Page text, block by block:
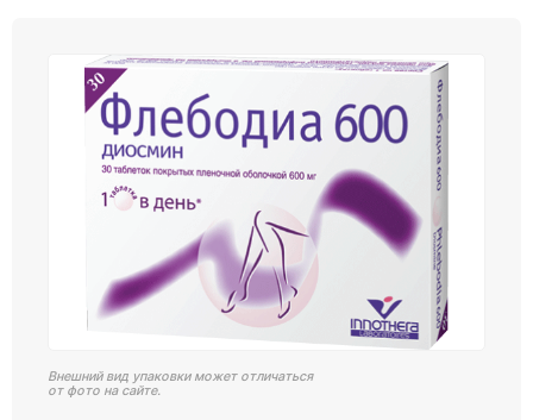
Внешний вид упаковки может отличаться
от фото на сайте.